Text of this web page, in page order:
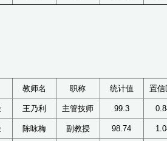
教师名 职称 统计值 置信
王乃利 主管技师 99.3
陈咏梅 副教授 98.74